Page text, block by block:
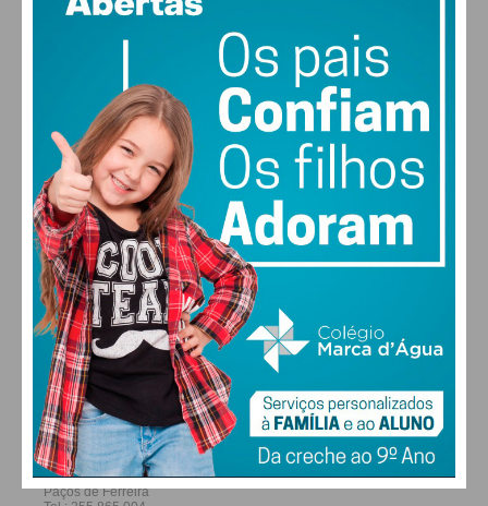
30°
QUI
30
SEX
29
SÁB
28
DOM
ALTERAR
FARMACIAS DE SERVIÇO EM PAÇOS DE
FERREIRA